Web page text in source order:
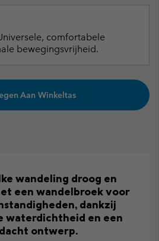
comfortabele
bewegingsvrijheid.
Aan Winkeltas
wandeling droog en
een wandelbroek voor
dankzij
waterdichtheid en een
ontwerp.